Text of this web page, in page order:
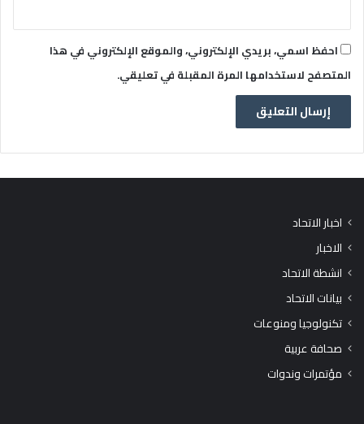
احفظ اسمي، بريدي الإلكتروني، والموقع الإلكتروني في هذا
المتصفح لاستخدامها المرة المقبلة في تعليقي.
اخبار الاتحاد
الاخبار
انشطة الاتحاد
بيانات الاتحاد
تكنولوجيا ومنوعات
صحافة عربية
مؤتمرات وندوات